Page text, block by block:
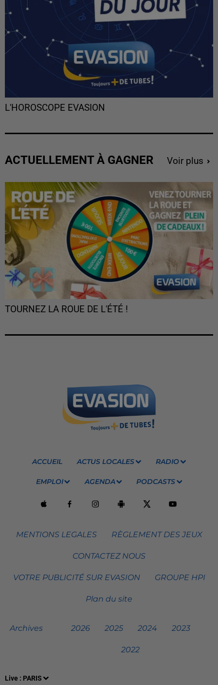
Live : PARIS
L'HOROSCOPE EVASION
ACTUELLEMENT À GAGNER Voir plus
TOURNEZ LA ROUE DE L'ÉTÉ !
ACCUEIL ACTUS LOCALES RADIO
EMPLOI AGENDA PODCASTS
MENTIONS LEGALES RÈGLEMENT DES JEUX
CONTACTEZ NOUS
VOTRE PUBLICITÉ SUR EVASION GROUPE HPI
Plan du site
Archives 2026 2025 2024 2023
2022